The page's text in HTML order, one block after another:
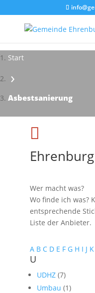
Start
›
Asbestsanierung
Impressionen - Mareike

Wer macht was?
Wo finde ich was?
entsprechende
Liste der Anbieter.
A B C D E F G H I J K
U
UDHZ (7)
Umbau (1)